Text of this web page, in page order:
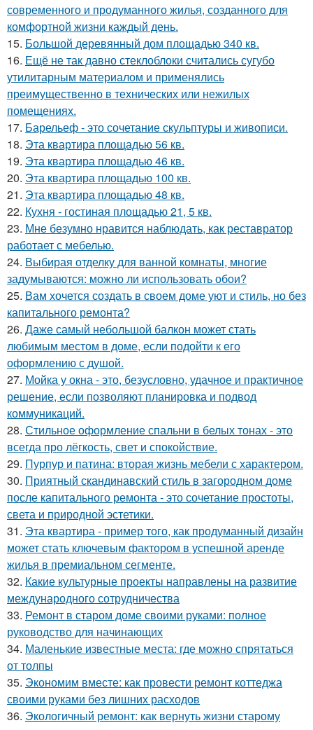
современного и продуманного жилья, созданного для
комфортной жизни каждый день.
15. Большой деревянный дом площадью 340 кв.
16. Ещё не так давно стеклоблоки считались сугубо
утилитарным материалом и применялись
преимущественно в технических или нежилых
помещениях.
17. Барельеф - это сочетание скульптуры и живописи.
18. Эта квартира площадью 56 кв.
19. Эта квартира площадью 46 кв.
20. Эта квартира площадью 100 кв.
21. Эта квартира площадью 48 кв.
22. Кухня - гостиная площадью 21, 5 кв.
23. Мне безумно нравится наблюдать, как реставратор
работает с мебелью.
24. Выбирая отделку для ванной комнаты, многие
задумываются: можно ли использовать обои?
25. Вам хочется создать в своем доме уют и стиль, но без
капитального ремонта?
26. Даже самый небольшой балкон может стать
любимым местом в доме, если подойти к его
оформлению с душой.
27. Мойка у окна - это, безусловно, удачное и практичное
решение, если позволяют планировка и подвод
коммуникаций.
28. Стильное оформление спальни в белых тонах - это
всегда про лёгкость, свет и спокойствие.
29. Пурпур и патина: вторая жизнь мебели с характером.
30. Приятный скандинавский стиль в загородном доме
после капитального ремонта - это сочетание простоты,
света и природной эстетики.
31. Эта квартира - пример того, как продуманный дизайн
может стать ключевым фактором в успешной аренде
жилья в премиальном сегменте.
32. Какие культурные проекты направлены на развитие
международного сотрудничества
33. Ремонт в старом доме своими руками: полное
руководство для начинающих
34. Маленькие известные места: где можно спрятаться
от толпы
35. Экономим вместе: как провести ремонт коттеджа
своими руками без лишних расходов
36. Экологичный ремонт: как вернуть жизни старому